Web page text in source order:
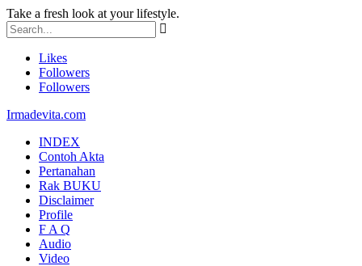
Take a fresh look at your lifestyle.
Likes
Followers
Followers
Irmadevita.com
INDEX
Contoh Akta
Pertanahan
Rak BUKU
Disclaimer
Profile
F A Q
Audio
Video